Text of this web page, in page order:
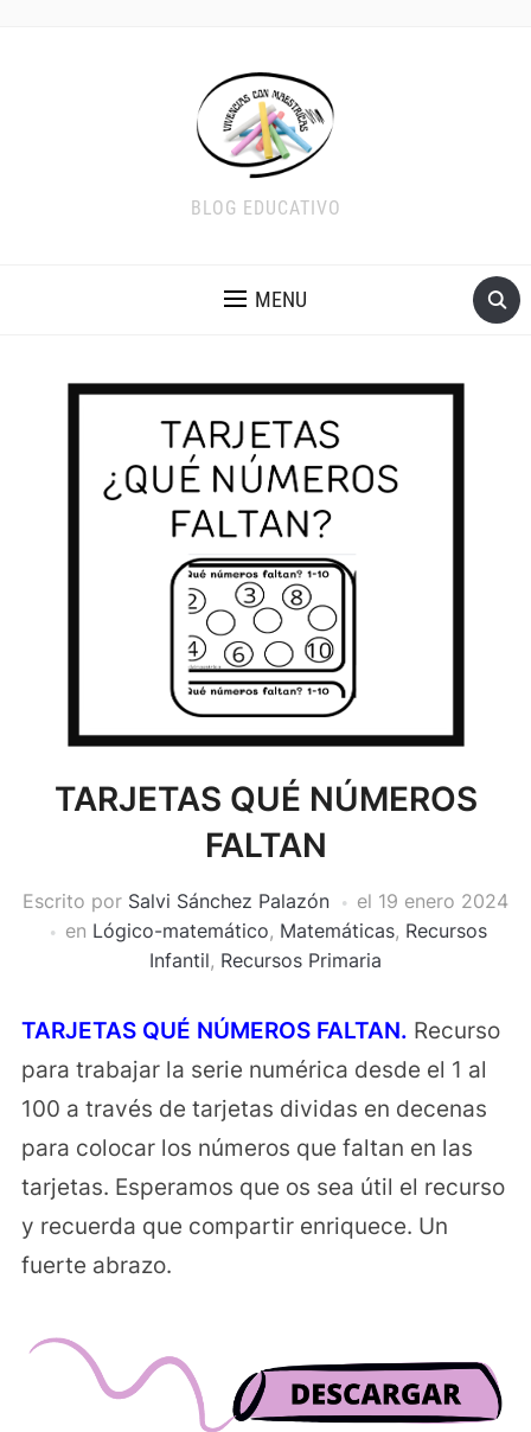
BLOG EDUCATIVO
MENU
TARJETAS QUÉ NÚMEROS
FALTAN
Escrito por Salvi Sánchez Palazón el 19 enero 2024
en Lógico-matemático, Matemáticas, Recursos
Infantil, Recursos Primaria
TARJETAS QUÉ NÚMEROS FALTAN. Recurso
para trabajar la serie numérica desde el 1 al
100 a través de tarjetas dividas en decenas
para colocar los números que faltan en las
tarjetas. Esperamos que os sea útil el recurso
y recuerda que compartir enriquece. Un
fuerte abrazo.